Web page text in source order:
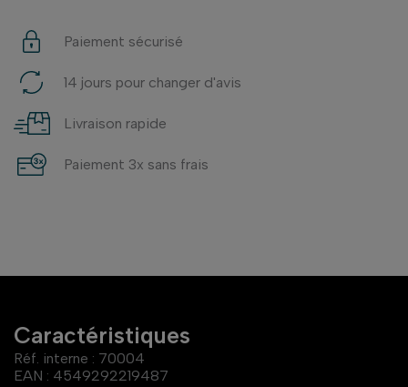
Paiement sécurisé
14 jours pour changer d'avis
Livraison rapide
Paiement 3x sans frais
Caractéristiques
Réf. interne : 70004
EAN : 4549292219487